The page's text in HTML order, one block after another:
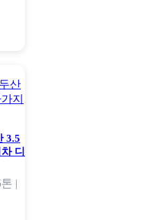
3.5
디
|